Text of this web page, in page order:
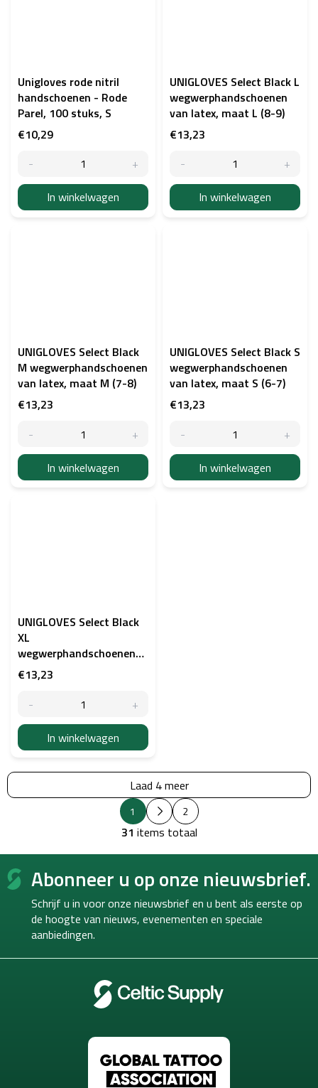
Unigloves rode nitril
handschoenen - Rode
Parel, 100 stuks, S
€10,29
In winkelwagen
UNIGLOVES Select Black L
wegwerphandschoenen
van latex, maat L (8-9)
€13,23
In winkelwagen
UNIGLOVES Select Black
M wegwerphandschoenen
van latex, maat M (7-8)
€13,23
In winkelwagen
UNIGLOVES Select Black S
wegwerphandschoenen
van latex, maat S (6-7)
€13,23
In winkelwagen
UNIGLOVES Select Black
XL
wegwerphandschoenen
van latex, maat XL (9-10)
€13,23
In winkelwagen
L
i
j
s
b
e
d
i
i
g
e
Laad 4 meer
P
a
g
i
n
r
i
n
g
1 2
31 items totaal
F
Abonneer u op onze nieuwsbrief.
Schrijf u in voor onze nieuwsbrief en u bent als eerste op
de hoogte van nieuws, evenementen en speciale
aanbiedingen.